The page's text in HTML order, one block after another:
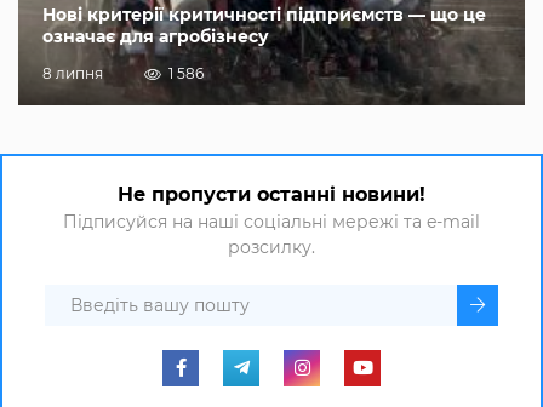
Нові критерії критичності підприємств — що це
означає для агробізнесу
8 липня 1 586
Не пропусти останні новини!
Підписуйся на наші соціальні мережі та e-mail
розсилку.